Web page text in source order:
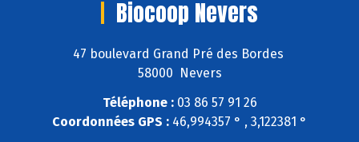
Biocoop Nevers
47 boulevard Grand Pré des Bordes
58000 Nevers
Téléphone :03 86 57 91 26
Coordonnées GPS : 46,994357 ° , 3,122381 °